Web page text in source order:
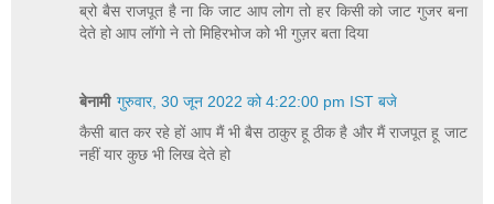
ब्रो बैस राजपूत है ना कि जाट आप लोग तो हर किसी को जाट गुजर बना
देते हो आप लॉगो ने तो मिहिरभोज को भी गुज़र बता दिया
बेनामी गुरुवार, 30 जून 2022 को 4:22:00 pm IST बजे
कैसी बात कर रहे हों आप मैं भी बैस ठाकुर हू ठीक है और मैं राजपूत हू जाट
नहीं यार कुछ भी लिख देते हो